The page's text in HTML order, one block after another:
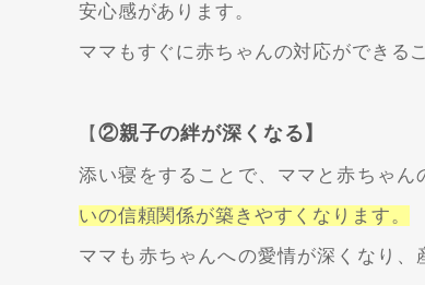
安心感があります。
ママもすぐに赤ちゃんの対応ができる
【 ②親子の絆が深くなる】
添い寝をすることで、ママと赤ちゃん
いの信頼関係が築きやすくなります。
ママも赤ちゃんへの愛情が深くなり